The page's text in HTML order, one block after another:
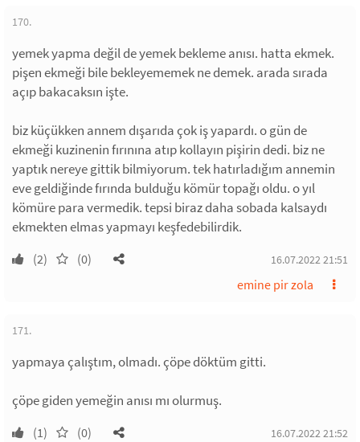
170.
yemek yapma değil de yemek bekleme anısı. hatta ekmek.
pişen ekmeği bile bekleyememek ne demek. arada sırada
açıp bakacaksın işte.
biz küçükken annem dışarıda çok iş yapardı. o gün de
ekmeği kuzinenin fırınına atıp kollayın pişirin dedi. biz ne
yaptık nereye gittik bilmiyorum. tek hatırladığım annemin
eve geldiğinde fırında bulduğu kömür topağı oldu. o yıl
kömüre para vermedik. tepsi biraz daha sobada kalsaydı
ekmekten elmas yapmayı keşfedebilirdik.
(2) (0) 16.07.2022 21:51
emine pir zola
171.
yapmaya çalıştım, olmadı. çöpe döktüm gitti.
çöpe giden yemeğin anısı mı olurmuş.
(1) (0) 16.07.2022 21:52